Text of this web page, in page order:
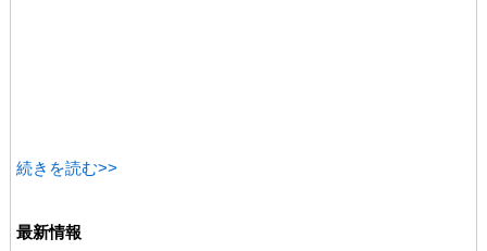
続きを読む>>
最新情報